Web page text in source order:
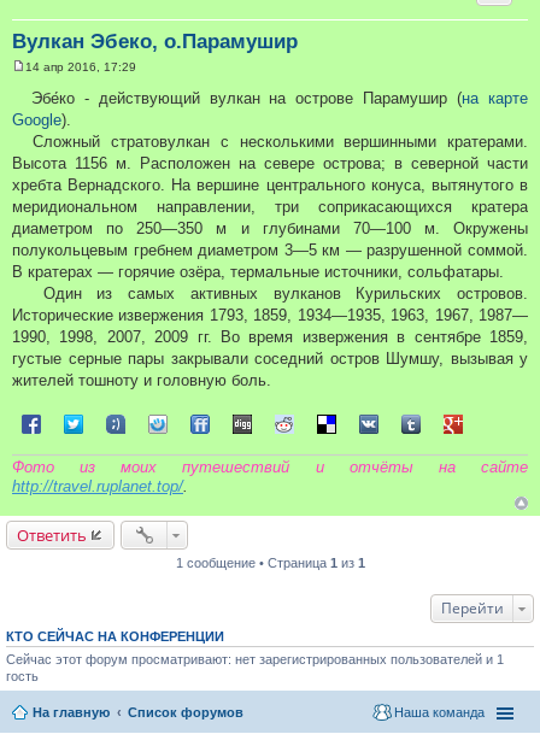
Вулкан Эбеко, о.Парамушир
б
щ
н
е
14 апр 2016, 17:29
Эбе́ко - действующий вулкан на острове Парамушир (на карте
Google).
Сложный стратовулкан с несколькими вершинными кратерами.
Высота 1156 м. Расположен на севере острова; в северной части
хребта Вернадского. На вершине центрального конуса, вытянутого в
меридиональном направлении, три соприкасающихся кратера
диаметром по 250—350 м и глубинами 70—100 м. Окружены
полукольцевым гребнем диаметром 3—5 км — разрушенной соммой.
В кратерах — горячие озёра, термальные источники, сольфатары.
Один из самых активных вулканов Курильских островов.
Исторические извержения 1793, 1859, 1934—1935, 1963, 1967, 1987—
1990, 1998, 2007, 2009 гг. Во время извержения в сентябре 1859,
густые серные пары закрывали соседний остров Шумшу, вызывая у
жителей тошноту и головную боль.
Поделиться в Facebook
Поделиться в Twitter
Поделиться в Tuenti
Поделиться в Sonico
Поделиться в FriendFeed
Поделиться в Digg
Поделиться в Reddit
Поделиться в Delicious
Поделиться в VK
Поделиться в
Поделиться
Фото из моих путешествий и отчёты на сайте
http://travel.ruplanet.top/.
Ответить
1 сообщение • Страница 1 из 1
Перейти
КТО СЕЙЧАС НА КОНФЕРЕНЦИИ
Сейчас этот форум просматривают: нет зарегистрированных пользователей и 1
гость
На главную Список форумов Наша команда